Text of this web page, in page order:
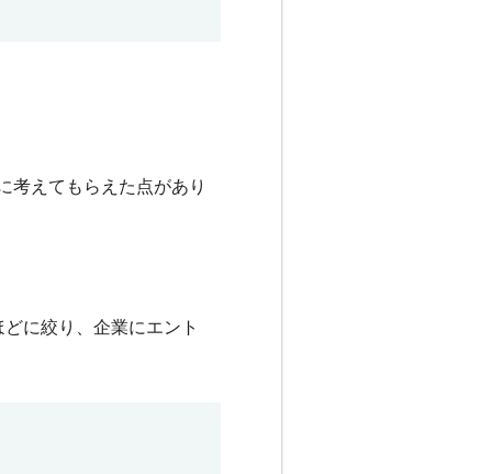
考えてもらえた点があり
に絞り、企業にエント